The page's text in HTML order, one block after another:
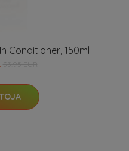
Conditioner, 150ml